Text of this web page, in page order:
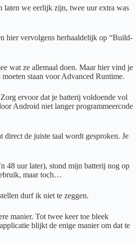
laten we eerlijk zijn, twee uur extra was
hier vervolgens herhaaldelijk op “Build-
wat ze allemaal doen. Maar hier vind je
staan voor Advanced Runtime.
ervoor dat je batterij voldoende vol
Android niet langer programmeercode
direct de juiste taal wordt gesproken. Je
48 uur later), stond mijn batterij nog op
maar toch…
durf ik niet te zeggen.
manier. Tot twee keer toe bleek
blijkt de enige manier om dat te